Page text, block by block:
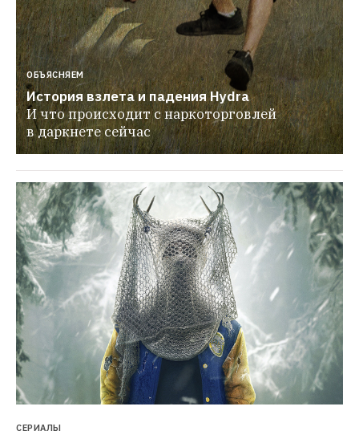
ОБЪЯСНЯЕМ
История взлета и падения Hydra
И что происходит с наркоторговлей
в даркнете сейчас
СЕРИАЛЫ